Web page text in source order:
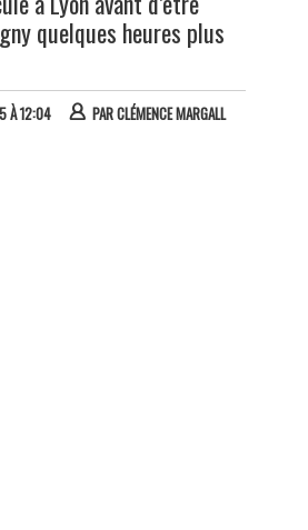
quelques heures plus
À 12:04 PARCLÉMENCE MARGALL